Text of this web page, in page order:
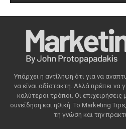
Υπάρχει η αντίληψη ότι για να
να είναι αδίστακτη. Αλλά πρέπει να
καλύτεροι τρόποι. Οι
συνείδηση ​​και ηθική. Το Marketing
τη γνώση και την